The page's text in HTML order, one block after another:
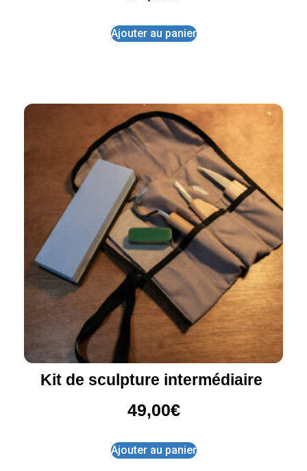
Ajouter au panier
Kit de sculpture intermédiaire
49,00€
Ajouter au panier